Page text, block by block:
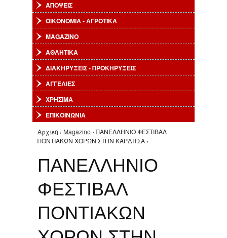
ΑΠΟΨΕΙΣ
ΟΙΚΟΝΟΜΙΑ - ΑΓΡΟΤΙΚΑ
MAGAZINO
ΑΘΛΗΤΙΚΑ
ΔΙΑΚΗΡΥΞΕΙΣ - ΠΡΟΚΗΡΥΞΕΙΣ
ΑΓΓΕΛΙΕΣ
ΧΡΗΣΙΜΑ
ΕΠΙΚΟΙΝΩΝΙΑ
Είστε εδώ
Αρχική › Magazino › ΠΑΝΕΛΛΗΝΙΟ ΦΕΣΤΙΒΑΛ
ΠΟΝΤΙΑΚΩΝ ΧΟΡΩΝ ΣΤΗΝ ΚΑΡΔΙΤΣΑ ›
ΠΑΝΕΛΛΗΝΙΟ
ΦΕΣΤΙΒΑΛ
ΠΟΝΤΙΑΚΩΝ